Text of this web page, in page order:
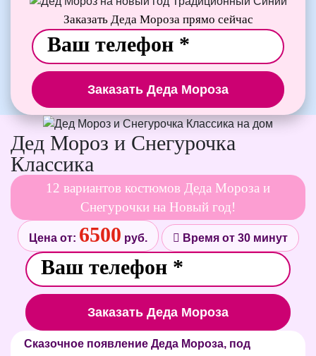
Заказать Деда Мороза прямо сейчас
Заказать Деда Мороза
Дед Мороз и Снегурочка
Классика
12 вариантов костюмов Деда Мороза и
Снегурочки на Новый год!
Цена от: 6500 руб. Время от 30 минут
Заказать Деда Мороза
Сказочное появление Деда Мороза, под